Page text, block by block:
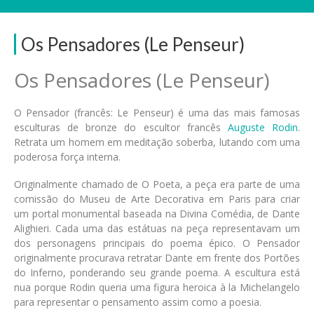
Os Pensadores (Le Penseur)
Os Pensadores (Le Penseur)
O Pensador (francês: Le Penseur) é uma das mais famosas
esculturas de bronze do escultor francês Auguste Rodin.
Retrata um homem em meditação soberba, lutando com uma
poderosa força interna.
Originalmente chamado de O Poeta, a peça era parte de uma
comissão do Museu de Arte Decorativa em Paris para criar
um portal monumental baseada na Divina Comédia, de Dante
Alighieri. Cada uma das estátuas na peça representavam um
dos personagens principais do poema épico. O Pensador
originalmente procurava retratar Dante em frente dos Portões
do Inferno, ponderando seu grande poema. A escultura está
nua porque Rodin queria uma figura heroica à la Michelangelo
para representar o pensamento assim como a poesia.